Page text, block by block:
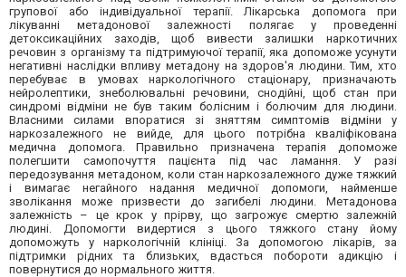
групової або індивідуальної терапії. Лікарська допомога при
лікуванні метадонової залежності полягає у проведенні
детоксикаційних заходів, щоб вивести залишки наркотичних
речовин з організму та підтримуючої терапії, яка допоможе усунути
негативні наслідки впливу метадону на здоров'я людини. Тим, хто
перебуває в умовах наркологічного стаціонару, призначають
нейролептики, знеболювальні речовини, снодійні, щоб стан при
синдромі відміни не був таким болісним і болючим для людини.
Власними силами впоратися зі зняттям симптомів відміни у
наркозалежного не вийде, для цього потрібна кваліфікована
медична допомога. Правильно призначена терапія допоможе
полегшити самопочуття пацієнта під час ламання. У разі
передозування метадоном, коли стан наркозалежного дуже тяжкий
і вимагає негайного надання медичної допомоги, найменше
зволікання може призвести до загибелі людини. Метадонова
залежність – це крок у прірву, що загрожує смертю залежній
людині. Допомогти видертися з цього тяжкого стану йому
допоможуть у наркологічній клініці. За допомогою лікарів, за
підтримки рідних та близьких, вдасться побороти адикцію і
повернутися до нормального життя.